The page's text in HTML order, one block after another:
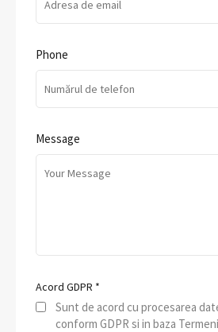
Phone
Message
Acord GDPR *
Sunt de acord cu procesarea
conform GDPR si in baza